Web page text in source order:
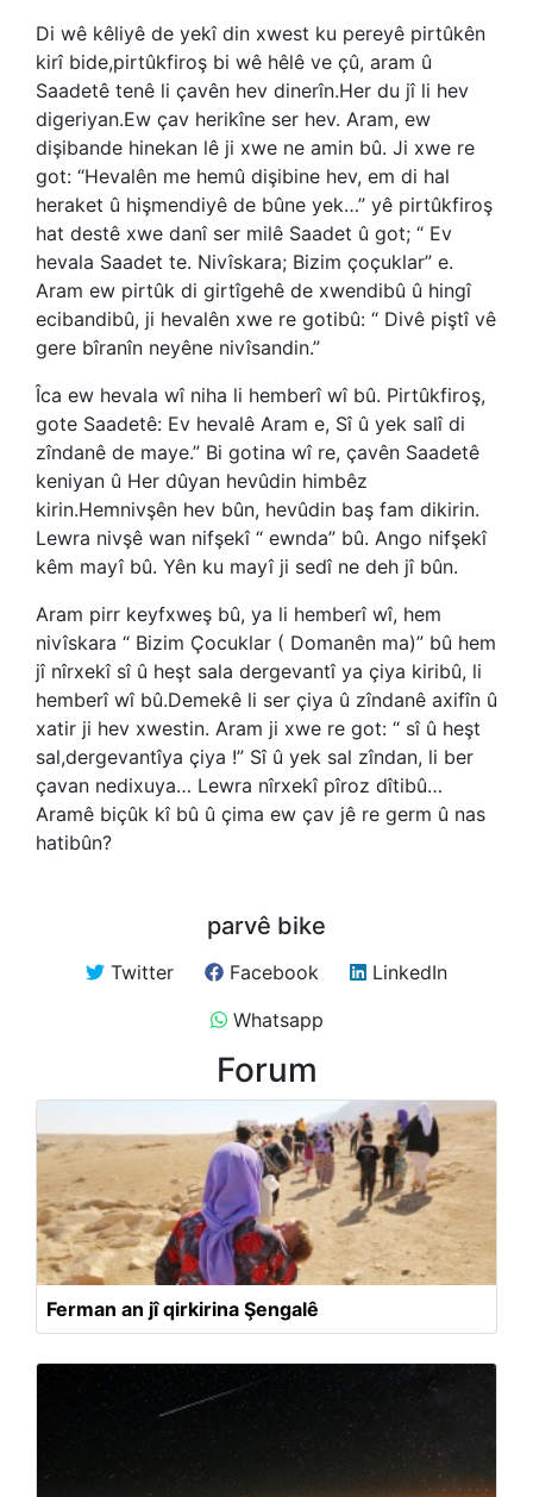
Di wê kêliyê de yekî din xwest ku pereyê pirtûkên
kirî bide,pirtûkfiroş bi wê hêlê ve çû, aram û
Saadetê tenê li çavên hev dinerîn.Her du jî li hev
digeriyan.Ew çav herikîne ser hev. Aram, ew
dişibande hinekan lê ji xwe ne amin bû. Ji xwe re
got: “Hevalên me hemû dişibine hev, em di hal
heraket û hişmendiyê de bûne yek…” yê pirtûkfiroş
hat destê xwe danî ser milê Saadet û got; “ Ev
hevala Saadet te. Nivîskara; Bizim çoçuklar” e.
Aram ew pirtûk di girtîgehê de xwendibû û hingî
ecibandibû, ji hevalên xwe re gotibû: “ Divê piştî vê
gere bîranîn neyêne nivîsandin.”
Îca ew hevala wî niha li hemberî wî bû. Pirtûkfiroş,
gote Saadetê: Ev hevalê Aram e, Sî û yek salî di
zîndanê de maye.” Bi gotina wî re, çavên Saadetê
keniyan û Her dûyan hevûdin himbêz
kirin.Hemnivşên hev bûn, hevûdin baş fam dikirin.
Lewra nivşê wan nifşekî “ ewnda” bû. Ango nifşekî
kêm mayî bû. Yên ku mayî ji sedî ne deh jî bûn.
Aram pirr keyfxweş bû, ya li hemberî wî, hem
nivîskara “ Bizim Çocuklar ( Domanên ma)” bû hem
jî nîrxekî sî û heşt sala dergevantî ya çiya kiribû, li
hemberî wî bû.Demekê li ser çiya û zîndanê axifîn û
xatir ji hev xwestin. Aram ji xwe re got: “ sî û heşt
sal,dergevantîya çiya !” Sî û yek sal zîndan, li ber
çavan nedixuya… Lewra nîrxekî pîroz dîtibû…
Aramê biçûk kî bû û çima ew çav jê re germ û nas
hatibûn?
parvê bike
Twitter Facebook
LinkedIn
Whatsapp
Forum
Ferman an jî qirkirina Şengalê